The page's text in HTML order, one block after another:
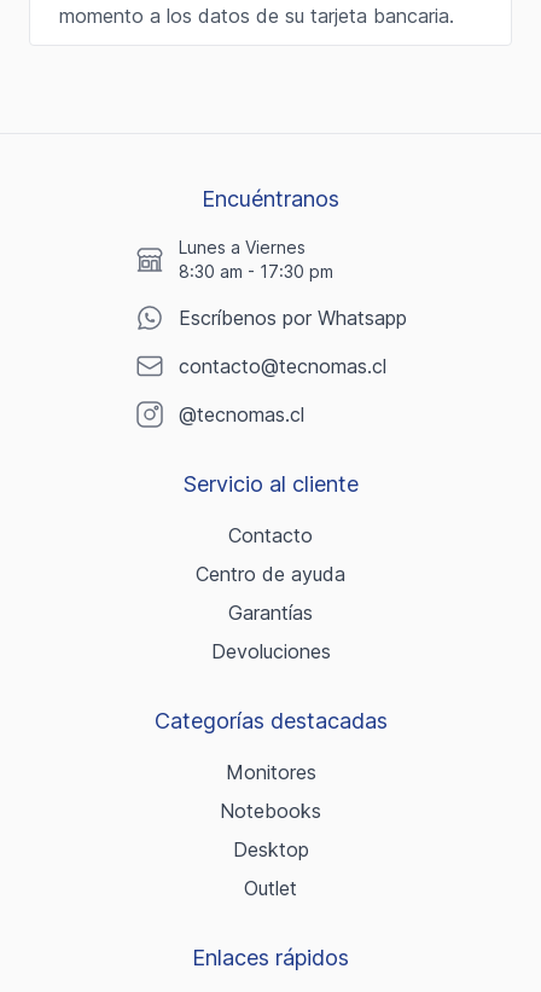
momento a los datos de su tarjeta bancaria.
Encuéntranos
Lunes a Viernes
8:30 am - 17:30 pm
Escríbenos por Whatsapp
contacto@tecnomas.cl
@tecnomas.cl
Servicio al cliente
Contacto
Centro de ayuda
Garantías
Devoluciones
Categorías destacadas
Monitores
Notebooks
Desktop
Outlet
Enlaces rápidos